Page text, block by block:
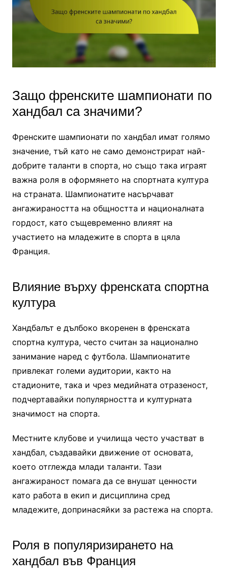
Защо френските шампионати по
хандбал са значими?
Френските шампионати по хандбал имат голямо
значение, тъй като не само демонстрират най-
добрите таланти в спорта, но също така играят
важна роля в оформянето на спортната култура
на страната. Шампионатите насърчават
ангажираността на общността и националната
гордост, като същевременно влияят на
участието на младежите в спорта в цяла
Франция.
Влияние върху френската спортна
култура
Хандбалът е дълбоко вкоренен в френската
спортна култура, често считан за национално
занимание наред с футбола. Шампионатите
привлекат големи аудитории, както на
стадионите, така и чрез медийната отразеност,
подчертавайки популярността и културната
значимост на спорта.
Местните клубове и училища често участват в
хандбал, създавайки движение от основата,
което отглежда млади таланти. Тази
ангажираност помага да се внушат ценности
като работа в екип и дисциплина сред
младежите, допринасяйки за растежа на спорта.
Роля в популяризирането на
хандбал във Франция